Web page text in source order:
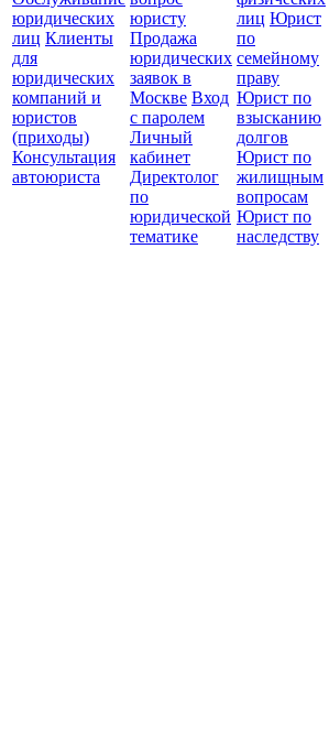
юридических
лиц Клиенты
для
юридических
компаний и
юристов
(приходы)
Консультация
автоюриста
юристу
Продажа
юридических
заявок в
Москве Вход
с паролем
Личный
кабинет
Директолог
по
юридической
тематике
лиц Юрист
по
семейному
праву
Юрист по
взысканию
долгов
Юрист по
жилищным
вопросам
Юрист по
наследству